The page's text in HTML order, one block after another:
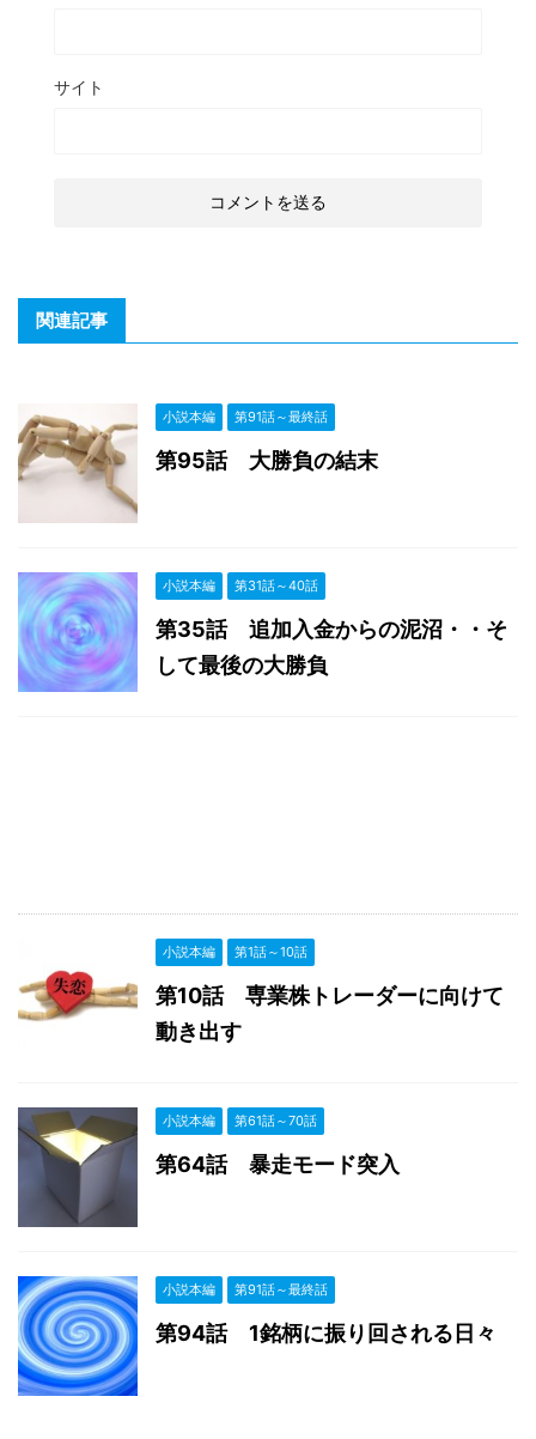
サイト
関連記事
小説本編 第91話～最終話
第95話 大勝負の結末
小説本編 第31話～40話
第35話 追加入金からの泥沼・・そ
して最後の大勝負
小説本編 第1話～10話
第10話 専業株トレーダーに向けて
動き出す
小説本編 第61話～70話
第64話 暴走モード突入
小説本編 第91話～最終話
第94話 1銘柄に振り回される日々